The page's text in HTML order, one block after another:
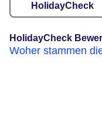
HolidayCheck
HolidayCheck
Woher stammen